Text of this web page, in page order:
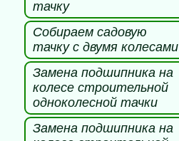
тачку
Собираем садовую
тачку с двумя колесами
Замена подшипника на
колесе строительной
одноколесной тачки
Замена подшипника на